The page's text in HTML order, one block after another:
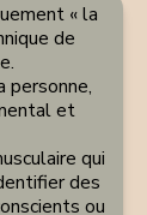
« la
de
personne,
et
qui
des
ou